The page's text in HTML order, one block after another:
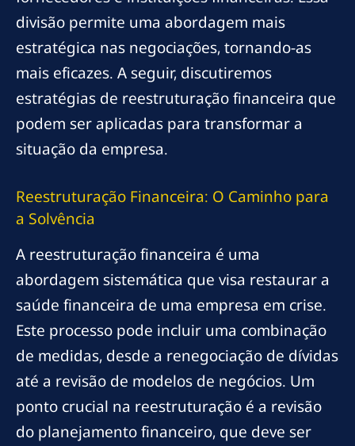
divisão permite uma abordagem mais
estratégica nas negociações, tornando-as
mais eficazes. A seguir, discutiremos
estratégias de reestruturação financeira que
podem ser aplicadas para transformar a
situação da empresa.
Reestruturação Financeira: O Caminho para
a Solvência
A reestruturação financeira é uma
abordagem sistemática que visa restaurar a
saúde financeira de uma empresa em crise.
Este processo pode incluir uma combinação
de medidas, desde a renegociação de dívidas
até a revisão de modelos de negócios. Um
ponto crucial na reestruturação é a revisão
do planejamento financeiro, que deve ser